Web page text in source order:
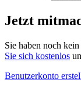
Jetzt
Sie haben noch
Sie sich kostenlos
Benutzerkonto